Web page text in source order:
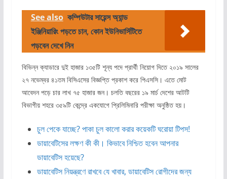
See also কম্পিউটার সায়েন্স অ্যান্ড
ইঞ্জিনিয়ারিং পড়তে চান, কোন ইউনিভার্সিটিতে
পড়বেন দেখে নিন
বিভিন্ন ক্যাডারে দুই হাজার ১৩৫টি শূন্য পদে প্রার্থী নিয়োগ দিতে ২০১৯ সালের
২৭ নভেম্বর ৪১তম বিসিএসের বিজ্ঞপ্তি প্রকাশ করে পিএসসি। এতে মোট
আবেদন পড়ে চার লাখ ৭৫ হাজার জন। চলতি বছরের ১৯ মার্চ দেশের আটটি
বিভাগীয় শহরে ৩৫৯টি কেন্দ্রে একযোগে প্রিলিমিনারি পরীক্ষা অনুষ্ঠিত হয়।
চুল পেকে যাচ্ছে? পাকা চুল কালো করার কয়েকটি ঘরোয়া টিপস!
ডায়াবেটিসের লক্ষণ কী কী। কিভাবে নিশ্চিত হবেন আপনার
ডায়াবেটিস হয়েছে?
ডায়াবেটিস নিয়ন্ত্রণে রাখবে যে খাবার, ডায়াবেটিস রোগীদের জন্য